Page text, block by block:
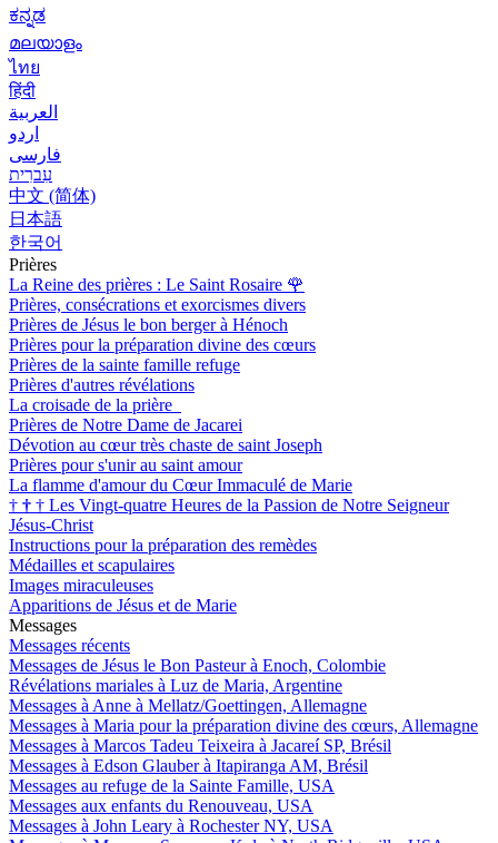
ಕನ್ನಡ
മലയാളം
ไทย
हिंदी
العربية
اردو
فارسی
עִברִית
中文 (简体)
日本語
한국어
Prières
La Reine des prières : Le Saint Rosaire 🌹
Prières, consécrations et exorcismes divers
Prières de Jésus le bon berger à Hénoch
Prières pour la préparation divine des cœurs
Prières de la sainte famille refuge
Prières d'autres révélations
La croisade de la prière
Prières de Notre Dame de Jacarei
Dévotion au cœur très chaste de saint Joseph
Prières pour s'unir au saint amour
La flamme d'amour du Cœur Immaculé de Marie
† † † Les Vingt-quatre Heures de la Passion de Notre Seigneur
Jésus-Christ
Instructions pour la préparation des remèdes
Médailles et scapulaires
Images miraculeuses
Apparitions de Jésus et de Marie
Messages
Messages récents
Messages de Jésus le Bon Pasteur à Enoch, Colombie
Révélations mariales à Luz de Maria, Argentine
Messages à Anne à Mellatz/Goettingen, Allemagne
Messages à Maria pour la préparation divine des cœurs, Allemagne
Messages à Marcos Tadeu Teixeira à Jacareí SP, Brésil
Messages à Edson Glauber à Itapiranga AM, Brésil
Messages au refuge de la Sainte Famille, USA
Messages aux enfants du Renouveau, USA
Messages à John Leary à Rochester NY, USA